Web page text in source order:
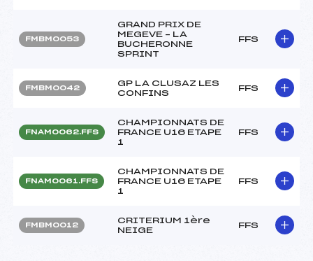
FMBM0053
GRAND PRIX DE
MEGEVE – LA
BUCHERONNE
SPRINT
FFS
FMBM0042
GP LA CLUSAZ LES
CONFINS
FFS
FNAM0062.FFS
CHAMPIONNATS DE
FRANCE U16 ETAPE
1
FFS
FNAM0061.FFS
CHAMPIONNATS DE
FRANCE U16 ETAPE
1
FFS
FMBM0012
CRITERIUM 1ère
NEIGE
FFS